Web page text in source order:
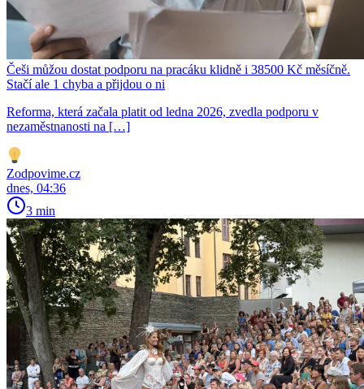
Češi můžou dostat podporu na pracáku klidně i 38500 Kč měsíčně.
Stačí ale 1 chyba a přijdou o ni
Reforma, která začala platit od ledna 2026, zvedla podporu v
nezaměstnanosti na […]
Zodpovime.cz
dnes, 04:36
3 min